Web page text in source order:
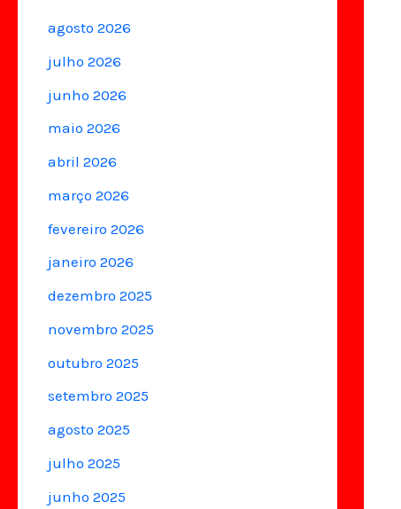
agosto 2026
julho 2026
junho 2026
maio 2026
abril 2026
março 2026
fevereiro 2026
janeiro 2026
dezembro 2025
novembro 2025
outubro 2025
setembro 2025
agosto 2025
julho 2025
junho 2025